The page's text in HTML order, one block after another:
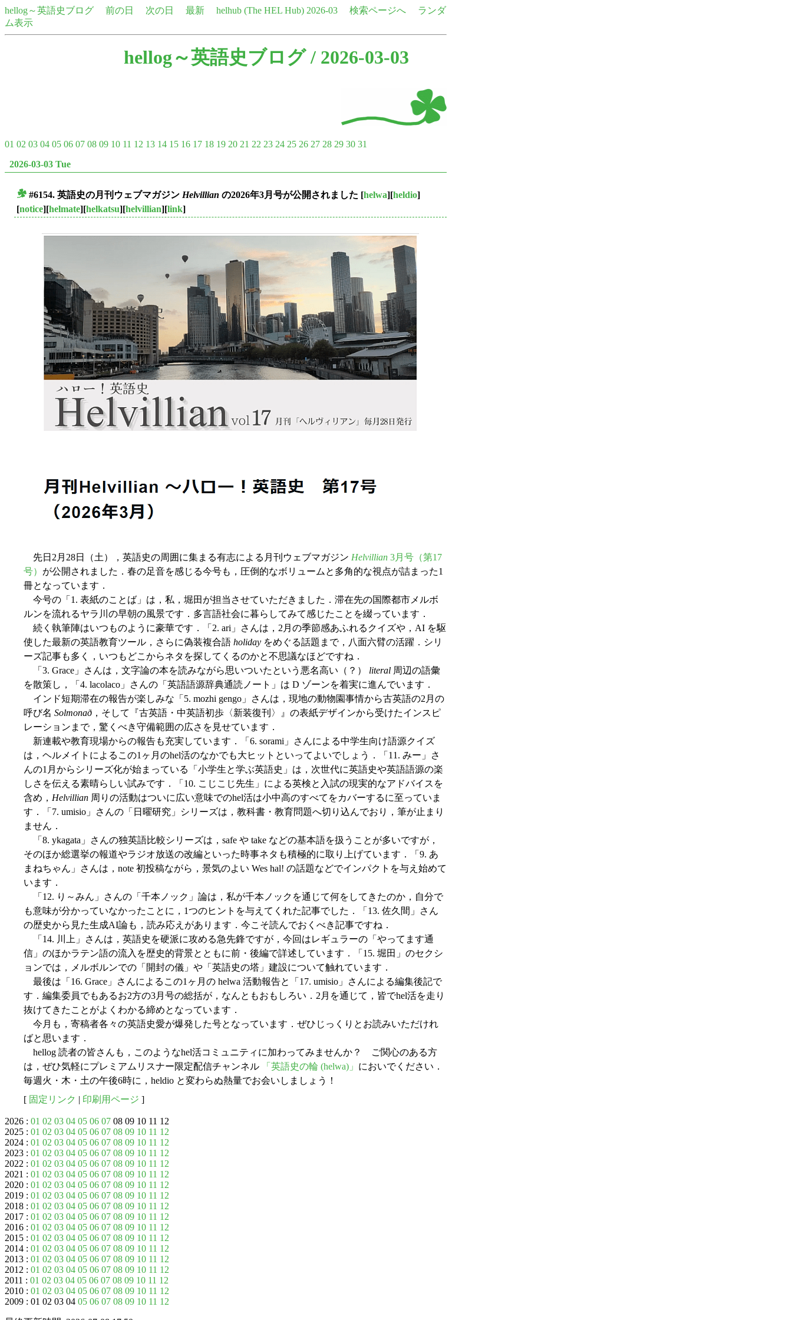
hellog～英語史ブログ 前の日 次の日 最新 helhub (The HEL Hub) 2026-03 検索ページへ
ランダ
ム表示
hellog～英語史ブログ/ 2026-03-03
01 02 03 04 05 06 07 08 09 10 11 12 13 14 15 16 17 18 19 20 21 22 23 24 25 26 27 28 29 30 31
2026-03-03 Tue
#6154. 英語史の月刊ウェブマガジン Helvillian の2026年3月号が公開されました [helwa][heldio]
[notice][helmate][helkatsu][helvillian][link]
先日2月28日（土），英語史の周囲に集まる有志による月刊ウェブマガジン Helvillian 3月号（第17
号） が公開されました．春の足音を感じる今号も，圧倒的なボリュームと多角的な視点が詰まった1
冊となっています．
今号の「1. 表紙のことば」は，私，堀田が担当させていただきました．滞在先の国際都市メルボ
ルンを流れるヤラ川の早朝の風景です．多言語社会に暮らしてみて感じたことを綴っています．
続く執筆陣はいつものように豪華です．「2. ari」さんは，2月の季節感あふれるクイズや，AI を駆
使した最新の英語教育ツール，さらに偽装複合語 holiday をめぐる話題まで，八面六臂の活躍．シリ
ーズ記事も多く，いつもどこからネタを探してくるのかと不思議なほどですね．
「3. Grace」さんは，文字論の本を読みながら思いついたという悪名高い（？） literal 周辺の語彙
を散策し，「4. lacolaco」さんの「英語語源辞典通読ノート」は D ゾーンを着実に進んでいます．
インド短期滞在の報告が楽しみな「5. mozhi gengo」さんは，現地の動物園事情から古英語の2月の
呼び名 Solmonað ，そして『古英語・中英語初歩〈新装復刊〉』の表紙デザインから受けたインスピ
レーションまで，驚くべき守備範囲の広さを見せています．
新連載や教育現場からの報告も充実しています．「6. sorami」さんによる中学生向け語源クイズ
は，ヘルメイトによるこの1ヶ月のhel活のなかでも大ヒットといってよいでしょう．「11. みー」さ
んの1月からシリーズ化が始まっている「小学生と学ぶ英語史」は，次世代に英語史や英語語源の楽
しさを伝える素晴らしい試みです．「10. こじこじ先生」による英検と入試の現実的なアドバイスを
含め， Helvillian 周りの活動はついに広い意味でのhel活は小中高のすべてをカバーするに至っていま
す．「7. umisio」さんの「日曜研究」シリーズは，教科書・教育問題へ切り込んでおり，筆が止まり
ません．
「8. ykagata」さんの独英語比較シリーズは，safe や take などの基本語を扱うことが多いですが，
そのほか総選挙の報道やラジオ放送の改編といった時事ネタも積極的に取り上げています．「9. あ
まねちゃん」さんは，note 初投稿ながら，景気のよい Wes hal! の話題などでインパクトを与え始めて
います．
「12. り～みん」さんの「千本ノック」論は，私が千本ノックを通じて何をしてきたのか，自分で
も意味が分かっていなかったことに，1つのヒントを与えてくれた記事でした．「13. 佐久間」さん
の歴史から見た生成AI論も，読み応えがあります．今こそ読んでおくべき記事ですね．
「14. 川上」さんは，英語史を硬派に攻める急先鋒ですが，今回はレギュラーの「やってます通
信」のほかラテン語の流入を歴史的背景とともに前・後編で詳述しています．「15. 堀田」のセクシ
ョンでは，メルボルンでの「開封の儀」や「英語史の塔」建設について触れています．
最後は「16. Grace」さんによるこの1ヶ月の helwa 活動報告と「17. umisio」さんによる編集後記で
す．編集委員でもあるお2方の3月号の総括が，なんともおもしろい．2月を通じて，皆でhel活を走り
抜けてきたことがよくわかる締めとなっています．
今月も，寄稿者各々の英語史愛が爆発した号となっています．ぜひじっくりとお読みいただけれ
ばと思います．
hellog 読者の皆さんも，このようなhel活コミュニティに加わってみませんか？ ご関心のある方
は，ぜひ気軽にプレミアムリスナー限定配信チャンネル
「英語史の輪 (helwa)」 においでください．
毎週火・木・土の午後6時に，heldio と変わらぬ熱量でお会いしましょう！
[ 固定リンク | 印刷用ページ ]
2026 : 01 02 03 04 05 06 07 08 09 10 11 12
2025 : 01 02 03 04 05 06 07 08 09 10 11 12
2024 : 01 02 03 04 05 06 07 08 09 10 11 12
2023 : 01 02 03 04 05 06 07 08 09 10 11 12
2022 : 01 02 03 04 05 06 07 08 09 10 11 12
2021 : 01 02 03 04 05 06 07 08 09 10 11 12
2020 : 01 02 03 04 05 06 07 08 09 10 11 12
2019 : 01 02 03 04 05 06 07 08 09 10 11 12
2018 : 01 02 03 04 05 06 07 08 09 10 11 12
2017 : 01 02 03 04 05 06 07 08 09 10 11 12
2016 : 01 02 03 04 05 06 07 08 09 10 11 12
2015 : 01 02 03 04 05 06 07 08 09 10 11 12
2014 : 01 02 03 04 05 06 07 08 09 10 11 12
2013 : 01 02 03 04 05 06 07 08 09 10 11 12
2012 : 01 02 03 04 05 06 07 08 09 10 11 12
2011 : 01 02 03 04 05 06 07 08 09 10 11 12
2010 : 01 02 03 04 05 06 07 08 09 10 11 12
2009 : 01 02 03 04 05 06 07 08 09 10 11 12